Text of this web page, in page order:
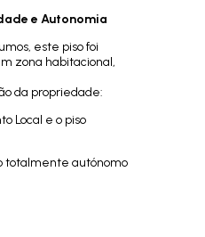
e Autonomia
este piso foi
zona habitacional,
da propriedade:
Local e o piso
totalmente autónomo